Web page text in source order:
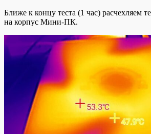
Ближе к концу теста (1 час) расчехляем
на корпус Мини-ПК.